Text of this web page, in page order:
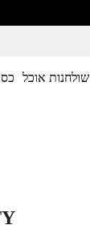
שולחנות אוכל